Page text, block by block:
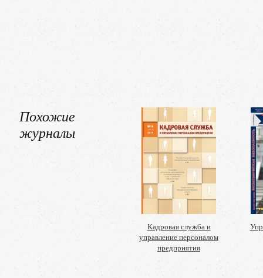
Похожие
журналы
Кадровая служба и
управление персоналом
предприятия